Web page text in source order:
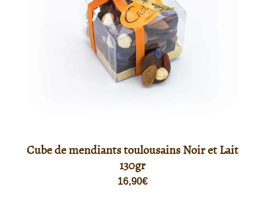
Cube de mendiants toulousains Noir et Lait
130gr
16,90€